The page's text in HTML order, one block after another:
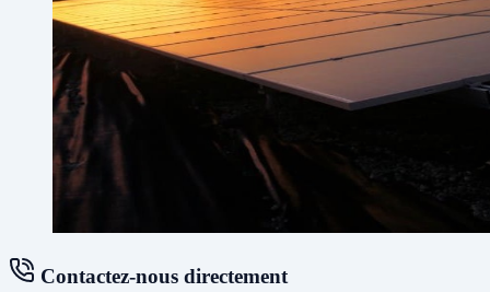
Contactez-nous directement